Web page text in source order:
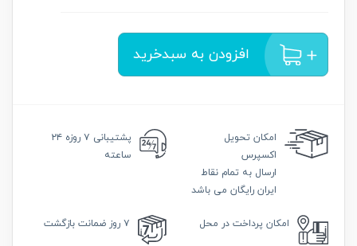
افزودن به سبدخرید
امکان تحویل
اکسپرس
ارسال به تمام نقاط
ایران رایگان می باشد
پشتیبانی
۷ روزه ۲۴
ساعته
امکان پرداخت در محل ۷ روز ضمانت بازگشت